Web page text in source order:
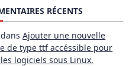
RÉCENTS
dansAjouter une nouvelle
de type ttf accéssible pour
logiciels sous Linux.